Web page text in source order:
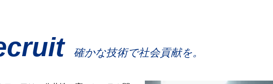
確かな技術で社会貢献を。